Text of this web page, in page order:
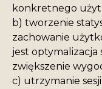
konkretnego
b) tworzenie
zachowanie
jest optymalizacja
zwiększenie
c) utrzymanie